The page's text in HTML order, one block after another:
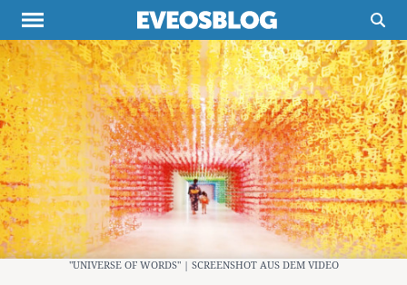
Themen Projekte
Inspiration
Destinationen
Über uns
Werbung
Buchtipps
Newsletter
"UNIVERSE OF WORDS" | SCREENSHOT AUS DEM VIDEO